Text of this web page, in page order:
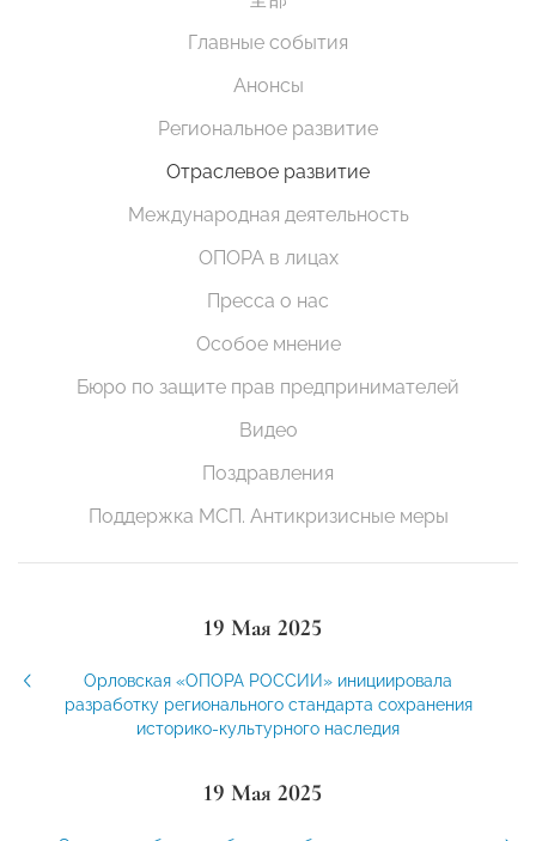
Главные события
Анонсы
Региональное развитие
Отраслевое развитие
Международная деятельность
ОПОРА в лицах
Пресса о нас
Особое мнение
Бюро по защите прав предпринимателей
Видео
Поздравления
Поддержка МСП. Антикризисные меры
19 Мая 2025
Орловская «ОПОРА РОССИИ» инициировала
разработку регионального стандарта сохранения
историко-культурного наследия
19 Мая 2025